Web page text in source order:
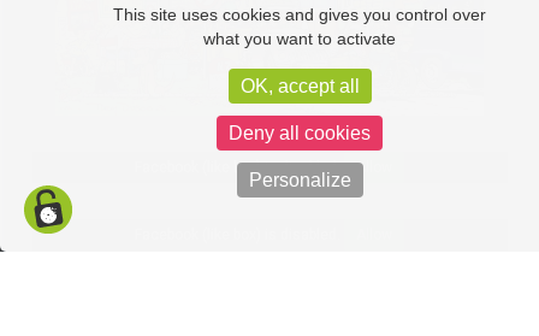
Facebook (like box) is disabled. Allow
This site uses cookies and gives you control over
what you want to activate
OK, accept all
Deny all cookies
Personalize